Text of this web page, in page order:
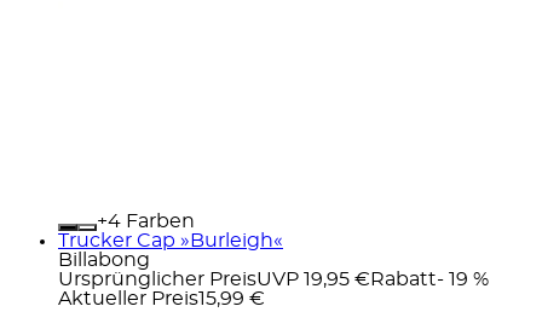
+
Farben
Trucker Cap »Burleigh«
Billabong
Ursprünglicher PreisUVP 19,95 € Rabatt- 19 %
Aktueller Preis15,99 €